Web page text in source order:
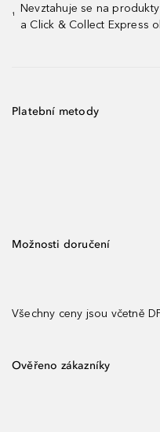
¹
Nevztahuje se na
a Click & Collect Express
Platební metody
Možnosti doručení
Všechny ceny jsou včetně
Ověřeno zákazníky